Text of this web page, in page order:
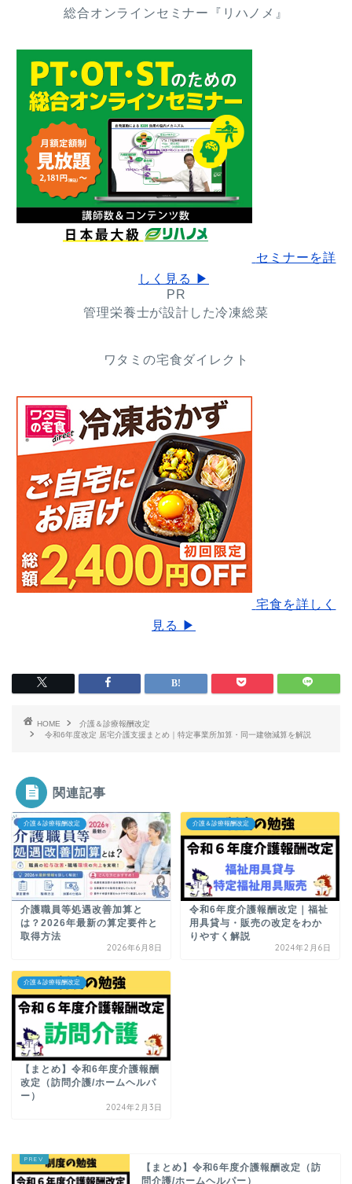
総合オンラインセミナー『リハノメ』
セミナーを詳
しく見る ▶
PR
管理栄養士が設計した冷凍総菜
ワタミの宅食ダイレクト
宅食を詳しく
見る ▶
HOME
介護＆診療報酬改定
令和6年度改定 居宅介護支援まとめ｜特定事業所加算・同一建物減算を解説
関連記事
介護＆診療報酬改定
介護職員等処遇改善加算と
は？2026年最新の算定要件と
取得方法
2026年6月8日
介護＆診療報酬改定
令和6年度介護報酬改定｜福祉
用具貸与・販売の改定をわか
りやすく解説
2024年2月6日
介護＆診療報酬改定
【まとめ】令和6年度介護報酬
改定（訪問介護/ホームヘルパ
ー）
2024年2月3日
【まとめ】令和6年度介護報酬改定（訪
問介護/ホームヘルパー）